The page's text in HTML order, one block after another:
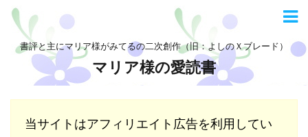
書評と主にマリア様がみてるの二次創作（旧：よしのＸブレード）
マリア様の愛読書
当サイトはアフィリエイト広告を利用してい